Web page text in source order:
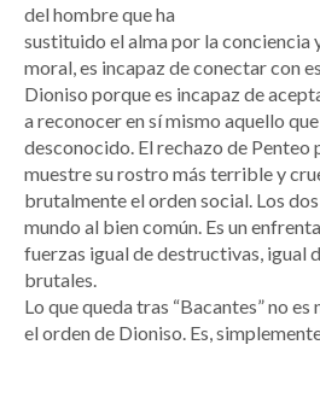
del hombre que ha
sustituido el alma por la conciencia
moral, es incapaz de conectar con
Dioniso porque es incapaz de
a reconocer en sí mismo aquello
desconocido. El rechazo de Penteo
muestre su rostro más terrible y
brutalmente el orden social. Los
mundo al bien común. Es un
fuerzas igual de destructivas, igual
brutales.
Lo que queda tras “Bacantes” no
el orden de Dioniso. Es,